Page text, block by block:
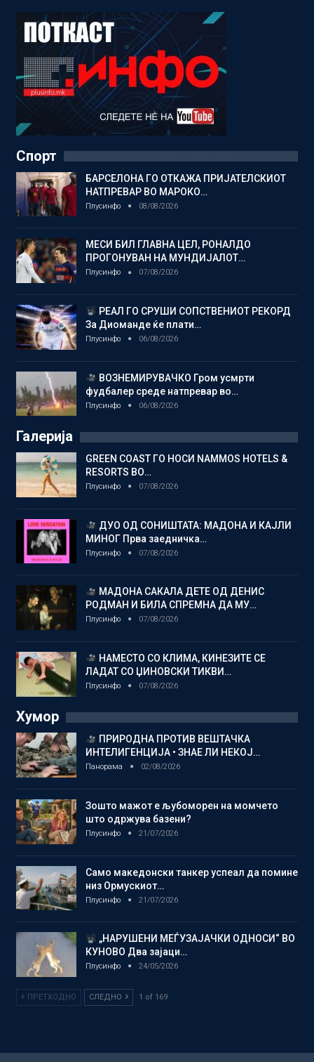
Спорт
БАРСЕЛОНА ГО ОТКАЖА ПРИЈАТЕЛСКИОТ
НАТПРЕВАР ВО МАРОКО…
Плусинфо 08/08/2026
МЕСИ БИЛ ГЛАВНА ЦЕЛ, РОНАЛДО
ПРОГОНУВАН НА МУНДИЈАЛОТ…
Плусинфо 07/08/2026
РЕАЛ ГО СРУШИ СОПСТВЕНИОТ РЕКОРД
За Диоманде ќе плати…
Плусинфо 06/08/2026
ВОЗНЕМИРУВАЧКО Гром усмрти
фудбалер среде натпревар во…
Плусинфо 06/08/2026
Галерија
GREEN COAST ГО НОСИ NAMMOS HOTELS &
RESORTS ВО…
Плусинфо 07/08/2026
ДУО ОД СОНИШТАТА: МАДОНА И КАЈЛИ
МИНОГ Прва заедничка…
Плусинфо 07/08/2026
МАДОНА САКАЛА ДЕТЕ ОД ДЕНИС
РОДМАН И БИЛА СПРЕМНА ДА МУ…
Плусинфо 07/08/2026
НАМЕСТО СО КЛИМА, КИНЕЗИТЕ СЕ
ЛАДАТ СО ЏИНОВСКИ ТИКВИ…
Плусинфо 07/08/2026
Хумор
ПРИРОДНА ПРОТИВ ВЕШТАЧКА
ИНТЕЛИГЕНЦИЈА • ЗНАЕ ЛИ НЕКОЈ…
Панорама 02/08/2026
Зошто мажот е љубоморен на момчето
што одржува базени?
Плусинфо 21/07/2026
Само македонски танкер успеал да помине
низ Ормускиот…
Плусинфо 21/07/2026
„НАРУШЕНИ МЕЃУЗАЈАЧКИ ОДНОСИ“ ВО
КУНОВО Два зајаци…
Плусинфо 24/05/2026
ПРЕТХОДНО СЛЕДНО 1 of 169